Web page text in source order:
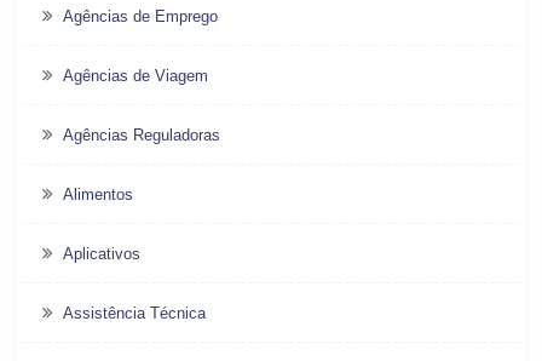
Agências de Emprego
Agências de Viagem
Agências Reguladoras
Alimentos
Aplicativos
Assistência Técnica